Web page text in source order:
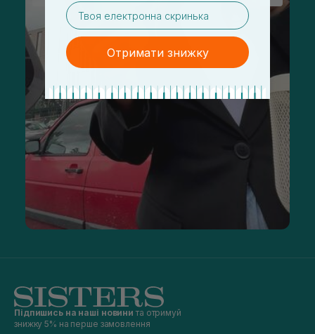
Підпишись на наші новини та отримуй
знижку 5% на перше замовлення
email
Отримати знижку